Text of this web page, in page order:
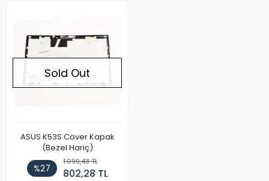
Sold Out
ASUS K53S Cover Kapak
(Bezel Hariç)
%27
1.099,43 TL
802,28 TL